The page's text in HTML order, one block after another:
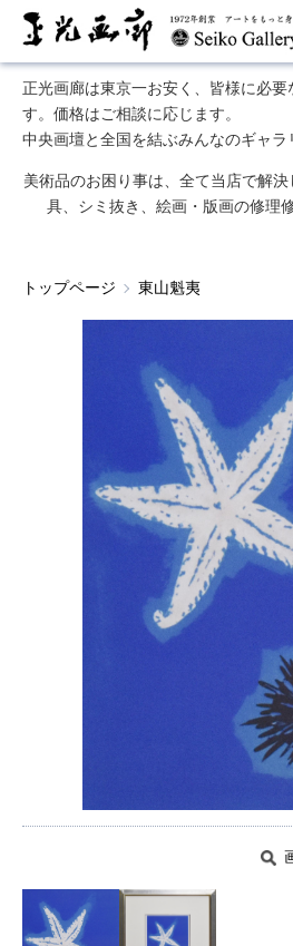
正光画廊は東京一お安く、皆様に必要
す。価格はご相談に応じます。
中央画壇と全国を結ぶみんなのギャラ
美術品のお困り事は、全て当店で解
具、シミ抜き、絵画・版画の修理
トップページ 東山魁夷